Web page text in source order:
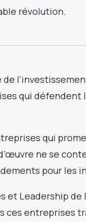
révolution.
de
qui défendent
qui
ne se
pour les
et Leadership de
ces entreprises